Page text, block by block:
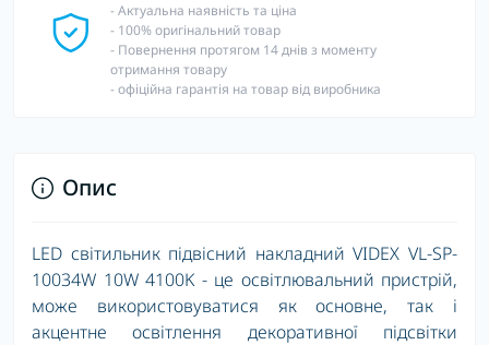
- Актуальна наявність та ціна
- 100% оригінальний товар
- Повернення протягом 14 днів з моменту
отримання товару
- офіційна гарантія на товар від виробника
Опис
LED світильник підвісний накладний VIDEX VL-SP-
10034W 10W 4100K - це освітлювальний пристрій,
може використовуватися як основне, так і
акцентне освітлення декоративної підсвітки